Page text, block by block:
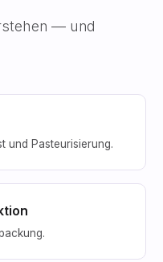
— und
und Pasteurisierung.